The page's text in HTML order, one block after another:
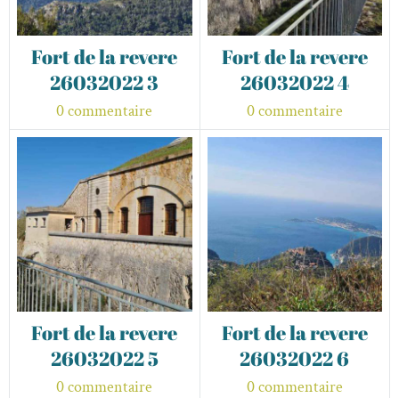
Fort de la revere
26032022 3
0 commentaire
Fort de la revere
26032022 4
0 commentaire
Fort de la revere
26032022 5
0 commentaire
Fort de la revere
26032022 6
0 commentaire